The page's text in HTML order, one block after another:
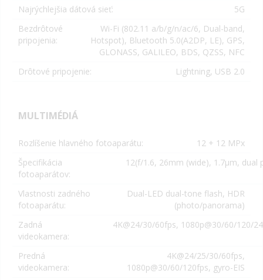
Najrýchlejšia dátová sieť:
5G
Bezdrôtové
pripojenia:
Wi-Fi (802.11 a/b/g/n/ac/6, Dual-band,
Hotspot), Bluetooth 5.0(A2DP, LE), GPS,
GLONASS, GALILEO, BDS, QZSS, NFC
Drôtové pripojenie:
Lightning, USB 2.0
MULTIMÉDIÁ
Rozlíšenie hlavného fotoaparátu:
12 + 12 MPx
Špecifikácia
fotoaparátov:
12(f/1.6, 26mm (wide), 1.7µm, dual
Vlastnosti zadného
fotoaparátu:
Dual-LED dual-tone flash, HDR
(photo/panorama)
Zadná
videokamera:
4K@24/30/60fps, 1080p@30/60/120/
Predná
videokamera:
4K@24/25/30/60fps,
1080p@30/60/120fps, gyro-EIS